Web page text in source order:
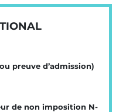
preuve d’admission)
de non imposition N-